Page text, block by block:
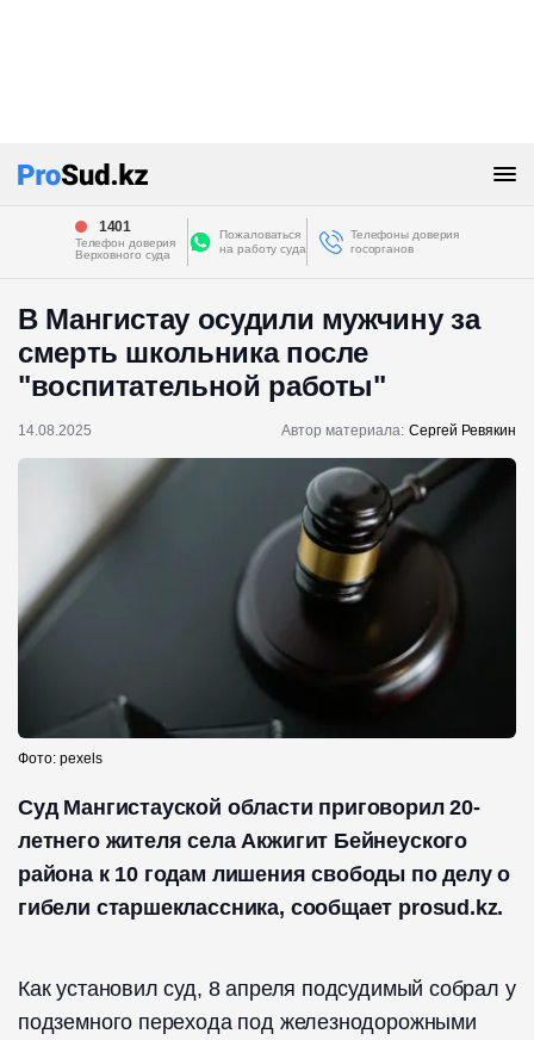
1401
Телефон доверия
Верховного суда
Пожаловаться
на работу суда
Телефоны доверия
госорганов
В Мангистау осудили мужчину за
смерть школьника после
"воспитательной работы"
14.08.2025 Автор материала: Сергей Ревякин
Фото: pexels
Суд Мангистауской области приговорил 20-
летнего жителя села Акжигит Бейнеуского
района к 10 годам лишения свободы по делу о
гибели старшеклассника, сообщает prosud.kz.
Как установил суд, 8 апреля подсудимый собрал у
подземного перехода под железнодорожными